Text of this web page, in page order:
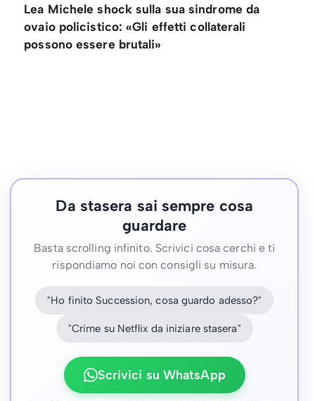
Lea Michele shock sulla sua sindrome da
ovaio policistico: «Gli effetti collaterali
possono essere brutali»
Da stasera sai sempre cosa
guardare
Basta scrolling infinito. Scrivici cosa cerchi e ti
rispondiamo noi con consigli su misura.
"Ho finito Succession, cosa guardo adesso?"
"Crime su Netflix da iniziare stasera"
Scrivici su WhatsApp